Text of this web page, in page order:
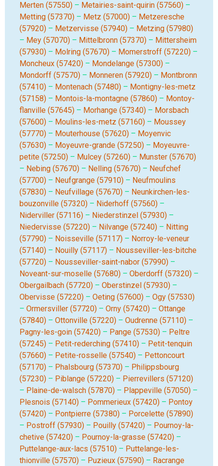
Merten (57550) – Metairies-saint-quirin (57560) –
Metting (57370) – Metz (57000) – Metzeresche
(57920) – Metzervisse (57940) – Metzing (57980)
– Mey (57070) – Mittelbronn (57370) – Mittersheim
(57930) – Molring (57670) – Momerstroff (57220) –
Moncheux (57420) – Mondelange (57300) –
Mondorff (57570) – Monneren (57920) – Montbronn
(57410) – Montenach (57480) – Montigny-les-metz
(57158) – Montois-la-montagne (57860) – Montoy-
flanville (57645) – Morhange (57340) – Morsbach
(57600) – Moulins-les-metz (57160) – Moussey
(57770) – Mouterhouse (57620) – Moyenvic
(57630) – Moyeuvre-grande (57250) – Moyeuvre-
petite (57250) – Mulcey (57260) – Munster (57670)
– Nebing (57670) – Nelling (57670) – Neufchef
(57700) – Neufgrange (57910) – Neufmoulins
(57830) – Neufvillage (57670) – Neunkirchen-les-
bouzonville (57320) – Niderhoff (57560) –
Niderviller (57116) – Niederstinzel (57930) –
Niedervisse (57220) – Nilvange (57240) – Nitting
(57790) – Noisseville (57117) – Norroy-le-veneur
(57140) – Nouilly (57117) – Nousseviller-les-bitche
(57720) – Nousseviller-saint-nabor (57990) –
Noveant-sur-moselle (57680) – Oberdorff (57320) –
Obergailbach (57720) – Oberstinzel (57930) –
Obervisse (57220) – Oeting (57600) – Ogy (57530)
– Ormersviller (57720) – Orny (57420) – Ottange
(57840) – Ottonville (57220) – Oudrenne (57110) –
Pagny-les-goin (57420) – Pange (57530) – Peltre
(57245) – Petit-rederching (57410) – Petit-tenquin
(57660) – Petite-rosselle (57540) – Pettoncourt
(57170) – Phalsbourg (57370) – Philippsbourg
(57230) – Piblange (57220) – Pierrevillers (57120)
– Plaine-de-walsch (57870) – Plappeville (57050) –
Plesnois (57140) – Pommerieux (57420) – Pontoy
(57420) – Pontpierre (57380) – Porcelette (57890)
– Postroff (57930) – Pouilly (57420) – Pournoy-la-
chetive (57420) – Pournoy-la-grasse (57420) –
Puttelange-aux-lacs (57510) – Puttelange-les-
thionville (57570) – Puzieux (57590) – Racrange